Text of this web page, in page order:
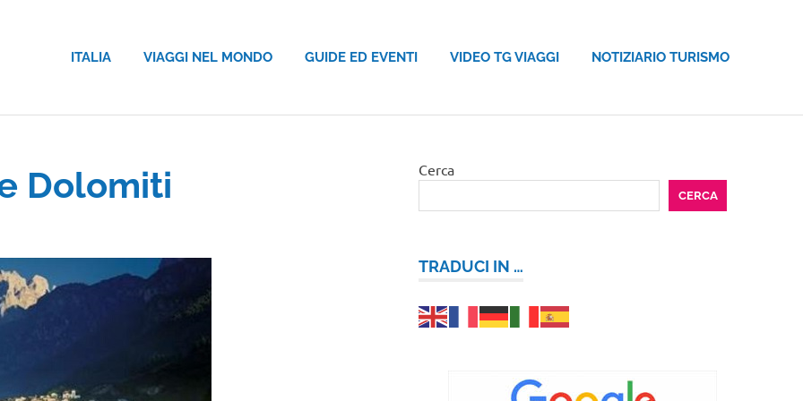
ITALIA VIAGGI NEL MONDO GUIDE ED EVENTI VIDEO TG VIAGGI NOTIZIARIO TURISMO
Dolomiti Cerca
CERCA
TRADUCI IN …